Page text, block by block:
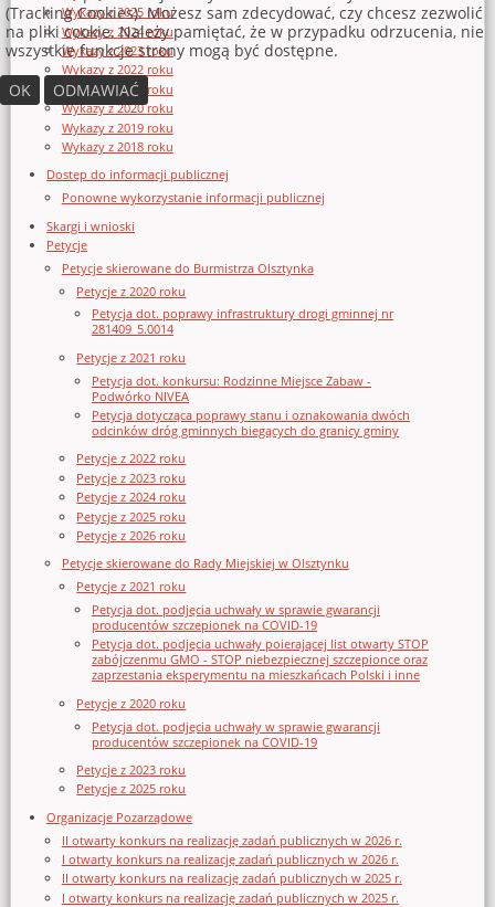
Wykazy z 2025 roku
Wykazy z 2024 roku
Wykazy z 2023 roku
Wykazy z 2022 roku
Wykazy z 2021 roku
Wykazy z 2020 roku
Wykazy z 2019 roku
Wykazy z 2018 roku
Dostęp do informacji publicznej
Ponowne wykorzystanie informacji publicznej
Skargi i wnioski
Petycje
Petycje skierowane do Burmistrza Olsztynka
Petycje z 2020 roku
Petycja dot. poprawy infrastruktury drogi gminnej nr
281409_5.0014
Petycje z 2021 roku
Petycja dot. konkursu: Rodzinne Miejsce Zabaw -
Podwórko NIVEA
Petycja dotycząca poprawy stanu i oznakowania dwóch
odcinków dróg gminnych biegących do granicy gminy
Petycje z 2022 roku
Petycje z 2023 roku
Petycje z 2024 roku
Petycje z 2025 roku
Petycje z 2026 roku
Petycje skierowane do Rady Miejskiej w Olsztynku
Petycje z 2021 roku
Petycja dot. podjęcia uchwały w sprawie gwarancji
producentów szczepionek na COVID-19
Petycja dot. podjęcia uchwały poierającej list otwarty STOP
zabójczenmu GMO - STOP niebezpiecznej szczepionce oraz
zaprzestania eksperymentu na mieszkańcach Polski i inne
Petycje z 2020 roku
Petycja dot. podjęcia uchwały w sprawie gwarancji
producentów szczepionek na COVID-19
Petycje z 2023 roku
Petycje z 2025 roku
Organizacje Pozarządowe
II otwarty konkurs na realizację zadań publicznych w 2026 r.
I otwarty konkurs na realizację zadań publicznych w 2026 r.
II otwarty konkurs na realizację zadań publicznych w 2025 r.
I otwarty konkurs na realizację zadań publicznych w 2025 r.
(Tracking Cookies). Możesz sam zdecydować, czy chcesz zezwolić
na pliki cookie. Należy pamiętać, że w przypadku odrzucenia, nie
wszystkie funkcje strony mogą być dostępne.
OK
ODMAWIAĆ